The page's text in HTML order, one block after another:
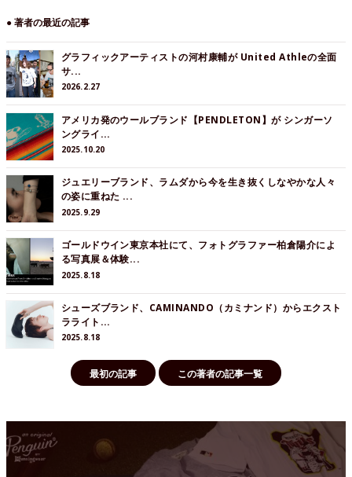
● 著者の最近の記事
グラフィックアーティストの河村康輔が United Athleの全面
サ...
2026.2.27
アメリカ発のウールブランド【PENDLETON】が シンガーソ
ングライ...
2025.10.20
ジュエリーブランド、ラムダから今を生き抜くしなやかな人々
の姿に重ねた ...
2025.9.29
ゴールドウイン東京本社にて、フォトグラファー柏倉陽介によ
る写真展＆体験...
2025.8.18
シューズブランド、CAMINANDO（カミナンド）からエクスト
ラライト...
2025.8.18
最初の記事 この著者の記事一覧